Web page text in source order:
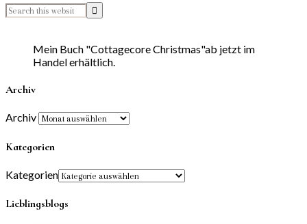
Mein Buch "Cottagecore Christmas"ab jetzt im
Handel erhältlich.
Archiv
Archiv
Kategorien
Kategorien
Lieblingsblogs